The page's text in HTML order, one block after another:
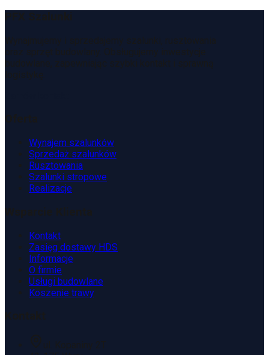
Wynajem szalunków
Sprzedaż szalunków
Rusztowania
Szalunki stropowe
Realizacje
Kontakt
Zasięg dostawy HDS
Informacje
O firmie
Usługi budowlane
Koszenie trawy